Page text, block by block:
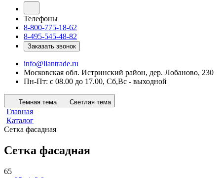
Телефоны
8-800-775-18-62
8-495-545-48-82
Заказать звонок
info@liantrade.ru
Московская обл. Истринский район, дер. Лобаново, 230
Пн-Пт: c 08.00 до 17.00, Cб,Вс - выходной
Темная тема Светлая тема
Главная
Каталог
Сетка фасадная
Сетка фасадная
65